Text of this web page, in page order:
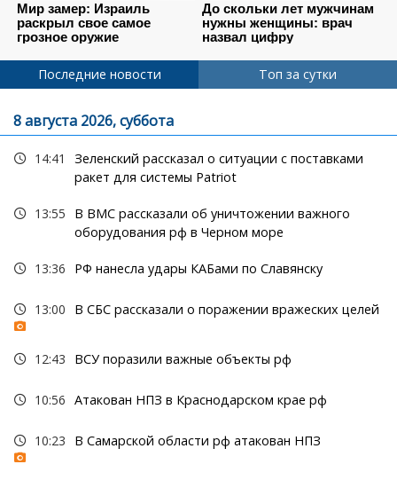
Последние новости Топ за сутки
8 августа 2026, суббота
14:41
Зеленский рассказал о ситуации с поставками
ракет для системы Patriot
13:55
В ВМС рассказали об уничтожении важного
оборудования рф в Черном море
13:36 РФ нанесла удары КАБами по Славянску
13:00 В СБС рассказали о поражении вражеских целей
12:43 ВСУ поразили важные объекты рф
10:56 Атакован НПЗ в Краснодарском крае рф
10:23 В Самарской области рф атакован НПЗ